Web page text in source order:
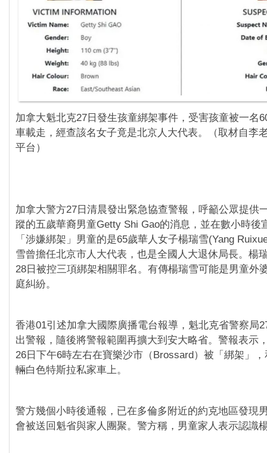
加拿大魁北克27日發生孩童綁架事件，受害孩童被一名
車載走，經查該名女子竟是北京人大代表。（取材自李
平台）
加拿大警方27日清晨發出緊急協查警報，呼籲公眾提供
蹤的五歲華裔男童Getty Shi Gao的消息，並在數小時後
「涉嫌綁架」男童的是65歲華人女子楊瑞雪(Yang
雪曾擔任北京市人大代表，也是全國人大退休局長。楊
28日被控三項綁架相關罪名。有傳楊瑞雪可能是男童外
庭糾紛。
香港01引述加拿大國際廣播電台報導，魁北克省警察局
出警報，隨後將警報範圍再擴大到安大略省。警報表示
26日下午6時左右在寶樂沙市（Brossard）被「綁架」
輛白色特斯拉私家車上。
警方幾個小時後通報，已在多倫多附近的約克地區發現
會被送回魁省與家人團聚。警方稱，男童家人表示認識